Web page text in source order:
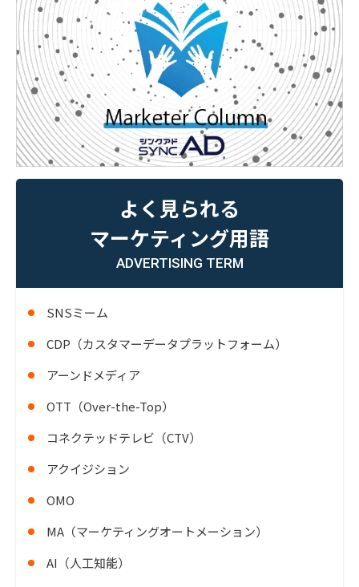
よく見られる
マーケティング用語
ADVERTISING TERM
SNSミーム
CDP（カスタマーデータプラットフォーム）
アーンドメディア
OTT（Over-the-Top）
コネクテッドテレビ（CTV）
アクイジション
OMO
MA（マーケティングオートメーション）
AI（人工知能）